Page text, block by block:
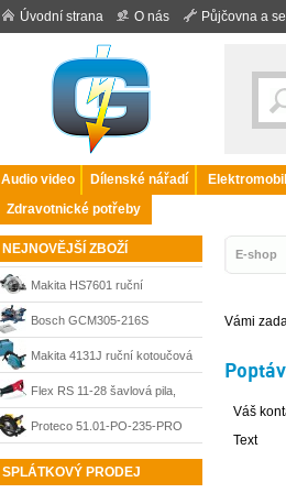
Úvodní strana O nás Půjčovna a
Audio video Dílenské nářadí
Zdravotnické potřeby
NEJNOVĚJŠÍ ZBOŽÍ
Makita HS7601 ruční
kotoučová pila 190 mm, 1200
W
Bosch GCM305-216S
Professional kapovací a
pokosová pila 0601B61000
Makita 4131J ruční kotoučová
pila na kov + MAKPAC 4
Flex RS 11-28 šavlová pila,
432776
Proteco 51.01-PO-235-PRO
okružní pila PROFI 2v1, 235
SPLÁTKOVÝ PRODEJ
E-shop
Vámi
Váš
Text